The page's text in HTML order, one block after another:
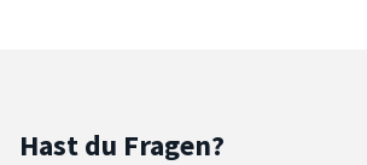
Hast du Fragen?